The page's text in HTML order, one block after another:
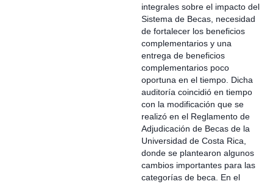
integrales sobre el impacto del
Sistema de Becas, necesidad
de fortalecer los beneficios
complementarios y una
entrega de beneficios
complementarios poco
oportuna en el tiempo. Dicha
auditoría coincidió en tiempo
con la modificación que se
realizó en el Reglamento de
Adjudicación de Becas de la
Universidad de Costa Rica,
donde se plantearon algunos
cambios importantes para las
categorías de beca. En el